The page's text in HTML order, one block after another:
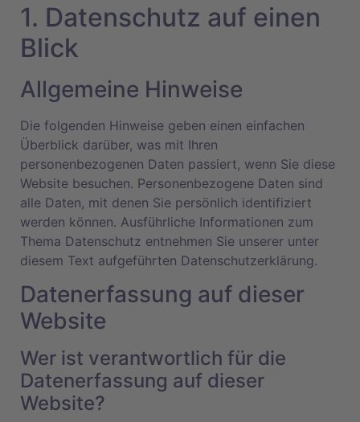
1. Datenschutz auf einen
Blick
Allgemeine Hinweise
Die folgenden Hinweise geben einen einfachen
Überblick darüber, was mit Ihren
personenbezogenen Daten passiert, wenn Sie diese
Website besuchen. Personenbezogene Daten sind
alle Daten, mit denen Sie persönlich identifiziert
werden können. Ausführliche Informationen zum
Thema Datenschutz entnehmen Sie unserer unter
diesem Text aufgeführten Datenschutzerklärung.
Datenerfassung auf dieser
Website
Wer ist verantwortlich für die
Datenerfassung auf dieser
Website?